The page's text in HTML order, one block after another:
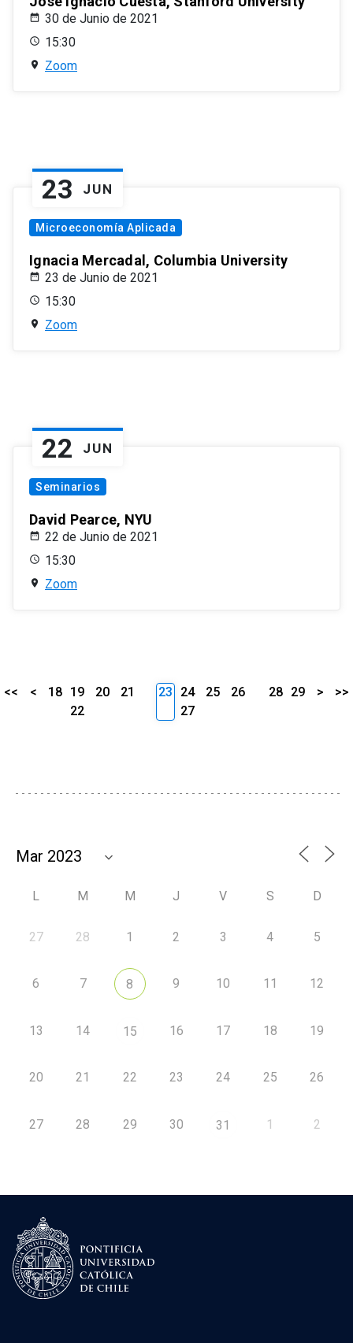
30 de Junio de 2021
15:30
Zoom
23 JUN
Microeconomía Aplicada
Ignacia Mercadal, Columbia University
23 de Junio de 2021
15:30
Zoom
22 JUN
Seminarios
David Pearce, NYU
22 de Junio de 2021
15:30
Zoom
<< < 18 19 20
21
22
23 24 25
26
27
28 29 > >>
L M M J V S D
27 28 1 2 3 4 5
6 7 8 9 10 11 12
13 14 15 16 17 18 19
20 21 22 23 24 25 26
27 28 29 30 31 1 2